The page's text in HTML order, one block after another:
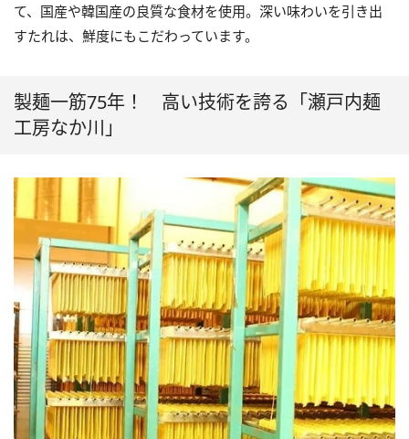
て、国産や韓国産の良質な食材を使用。深い味わいを引き出
すたれは、鮮度にもこだわっています。
製麺一筋75年！ 高い技術を誇る「瀬戸内麺
工房なか川」